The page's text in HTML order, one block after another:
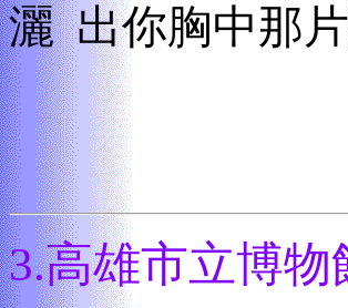
灑 出你胸中那
3.高雄市立博物